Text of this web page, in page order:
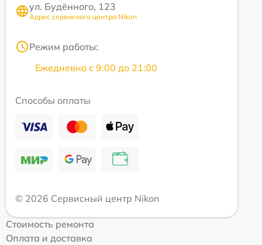
ул. Будённого, 123
Адрес сервисного центра Nikon
Режим работы:
Ежедневно с 9:00 до 21:00
Способы оплаты
© 2026 Сервисный центр Nikon
Стоимость ремонта
Оплата и доставка